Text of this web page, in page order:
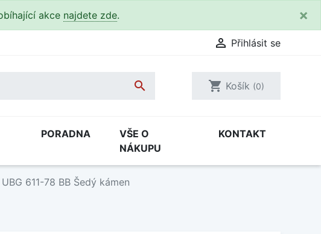
akce najdete zde. ×
 Přihlásit se
 shopping_cart Košík (0)
PORADNA
VŠE O
NÁKUPU
KONTAKT
611-78 BB Šedý kámen